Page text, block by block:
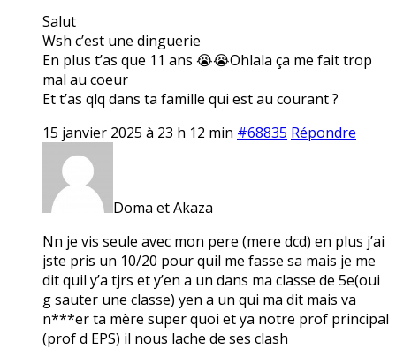
Salut
Wsh c’est une dinguerie
En plus t’as que 11 ans 😭😭Ohlala ça me fait trop
mal au coeur
Et t’as qlq dans ta famille qui est au courant ?
15 janvier 2025 à 23 h 12 min #68835 Répondre
Doma et Akaza
Nn je vis seule avec mon pere (mere dcd) en plus j’ai
jste pris un 10/20 pour quil me fasse sa mais je me
dit quil y’a tjrs et y’en a un dans ma classe de 5e(oui
g sauter une classe) yen a un qui ma dit mais va
n***er ta mère super quoi et ya notre prof principal
(prof d EPS) il nous lache de ses clash